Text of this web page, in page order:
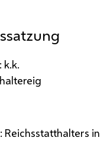
k.k.
Reichsstatthalters in